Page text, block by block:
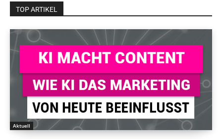
TOP ARTIKEL
Aktuell